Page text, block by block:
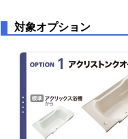
対象オプション